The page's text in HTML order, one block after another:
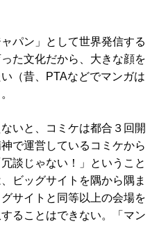
パン」として世界発信する
た文化だから、大きな顔を
（昔、PTAなどでマンガは
いと、コミケは都合３回開
で運営しているコミケから
談じゃない！」ということ
ビッグサイトを隅から隅ま
サイトと同等以上の会場を
ることはできない。「マン